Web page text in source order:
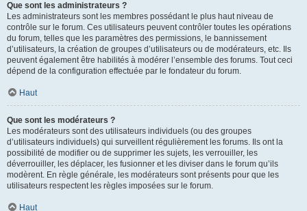
Que sont les administrateurs ?
Les administrateurs sont les membres possédant le plus haut niveau de
contrôle sur le forum. Ces utilisateurs peuvent contrôler toutes les opérations
du forum, telles que les paramètres des permissions, le bannissement
d’utilisateurs, la création de groupes d’utilisateurs ou de modérateurs, etc. Ils
peuvent également être habilités à modérer l’ensemble des forums. Tout ceci
dépend de la configuration effectuée par le fondateur du forum.
Haut
Que sont les modérateurs ?
Les modérateurs sont des utilisateurs individuels (ou des groupes
d’utilisateurs individuels) qui surveillent régulièrement les forums. Ils ont la
possibilité de modifier ou de supprimer les sujets, les verrouiller, les
déverrouiller, les déplacer, les fusionner et les diviser dans le forum qu’ils
modèrent. En règle générale, les modérateurs sont présents pour que les
utilisateurs respectent les règles imposées sur le forum.
Haut